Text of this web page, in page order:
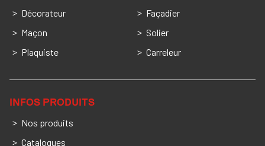
Décorateur
Maçon
Plaquiste
Façadier
Solier
Carreleur
INFOS PRODUITS
Nos produits
Catalogues